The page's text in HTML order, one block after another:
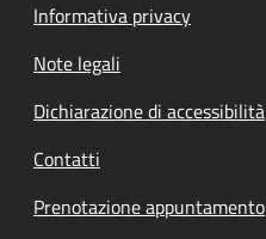
Informativa privacy
Note legali
Dichiarazione di accessibilità
Contatti
Prenotazione appuntamento